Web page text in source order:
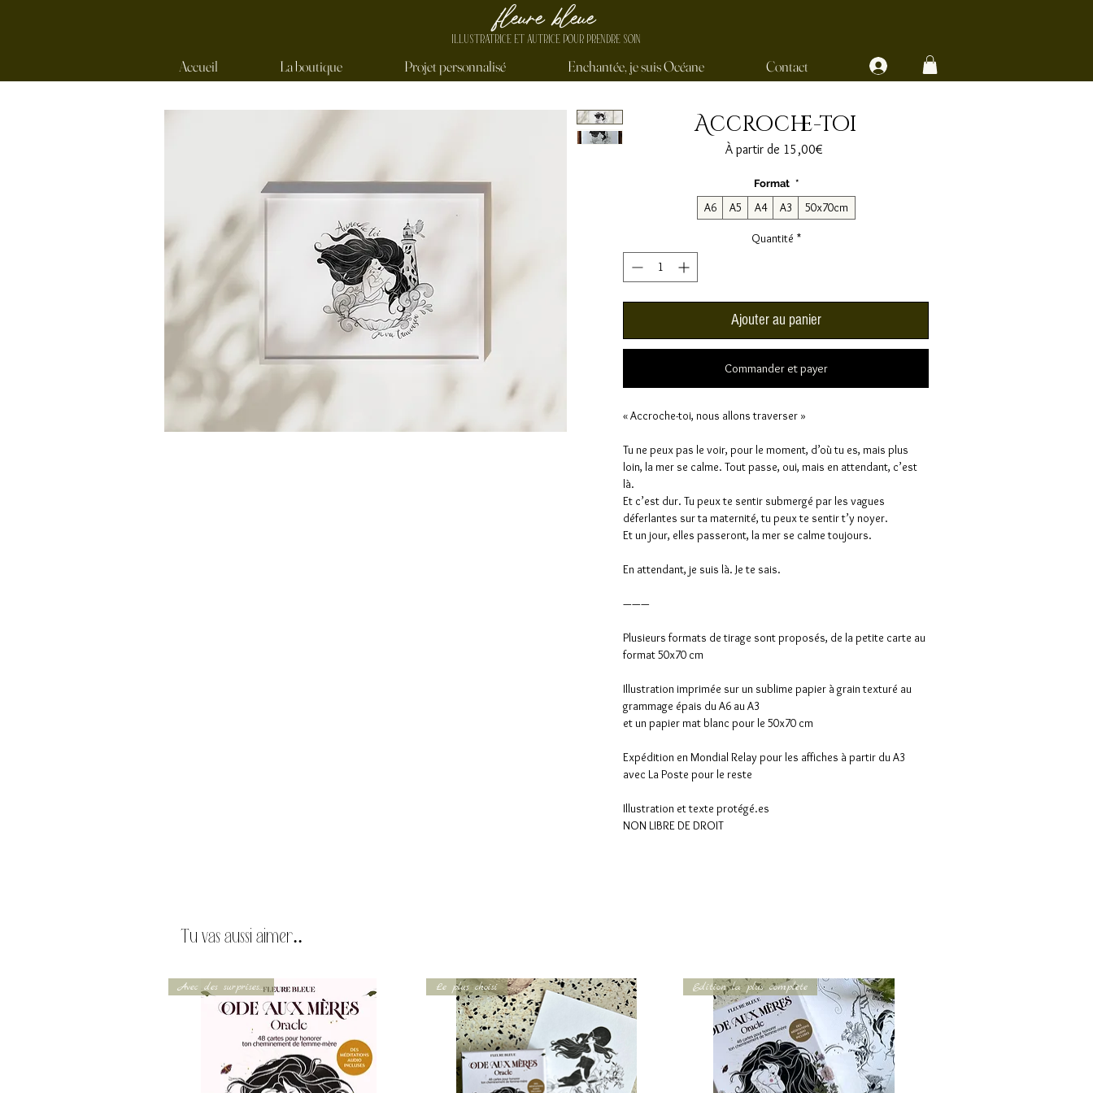
fleure bleue
ILLUSTRATRICE ET AUTRICE POUR PRENDRE SOIN
Accueil La boutique Projet personnalisé Enchantée, je suis Océane Contact
Accroche-toi
À partir de 15,00€
Format *
A6 A5 A4 A3 50x70cm
Quantité *
Ajouter au panier
Commander et payer
« Accroche-toi, nous allons traverser »
Tu ne peux pas le voir, pour le moment, d’où tu es, mais plus
loin, la mer se calme. Tout passe, oui, mais en attendant, c’est
là.
Et c’est dur. Tu peux te sentir submergé par les vagues
déferlantes sur ta maternité, tu peux te sentir t’y noyer.
Et un jour, elles passeront, la mer se calme toujours.
En attendant, je suis là. Je te sais.
———
Plusieurs formats de tirage sont proposés, de la petite carte au
format 50x70 cm
Illustration imprimée sur un sublime papier à grain texturé au
grammage épais du A6 au A3
et un papier mat blanc pour le 50x70 cm
Expédition en Mondial Relay pour les affiches à partir du A3
avec La Poste pour le reste
Illustration et texte protégé.es
NON LIBRE DE DROIT
Tu vas aussi aimer..
Avec des surprises... Le plus choisi Edition la plus complète